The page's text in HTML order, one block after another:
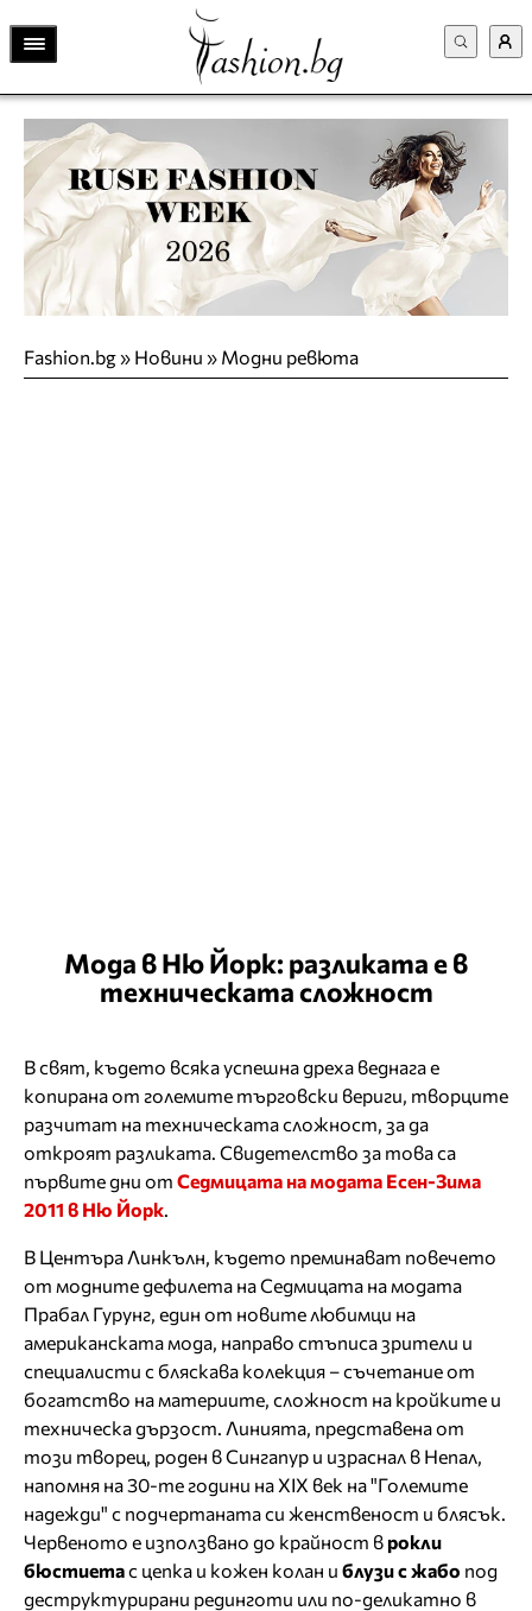
Fashion.bg» Новини » Модни ревюта
Мода в Ню Йорк: разликата е в
техническата сложност
В свят, където всяка успешна дреха веднага е
копирана от големите търговски вериги, творците
разчитат на техническата сложност, за да
откроят разликата. Свидетелство за това са
първите дни от Седмицата на модата Есен-Зима
2011 в Ню Йорк
В Центъра Линкълн, където преминават повечето
от модните дефилета на Седмицата на модата
Прабал Гурунг, един от новите любимци на
американската мода, направо стъписа зрители и
специалисти с бляскава колекция – съчетание от
богатство на материите, сложност на кройките и
техническа дързост. Линията, представена от
този творец, роден в Сингапур и израснал в Непал,
напомня на 30-те години на XIX век на "Големите
надежди" с подчертаната си женственост и блясък.
Червеното е използвано до крайност в рокли
бюстиетас цепка и кожен колан и блузи с жабо под
деструктурирани рединготи или по-деликатно в